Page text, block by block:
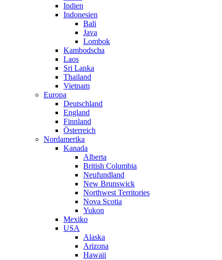
Indien
Indonesien
Bali
Java
Lombok
Kambodscha
Laos
Sri Lanka
Thailand
Vietnam
Europa
Deutschland
England
Finnland
Österreich
Nordamerika
Kanada
Alberta
British Columbia
Neufundland
New Brunswick
Northwest Territories
Nova Scotia
Yukon
Mexiko
USA
Alaska
Arizona
Hawaii